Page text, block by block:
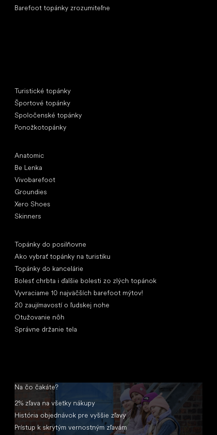
Barefoot topánky zrozumiteľne
Turistické topánky
Športové topánky
Spoločenské topánky
Ponožkotopánky
Anatomic
Be Lenka
Vivobarefoot
Groundies
Xero Shoes
Skinners
Topánky do posilňovne
Ako vybrať topánky na turistiku
Topánky do kancelárie
Bolesť chrbta i ďalšie bolesti zo zlých topánok
Vyvraciame 10 najväčších barefoot mýtov!
20 zaujímavostí o ľudskej nohe
Otužovanie nôh
Správne držanie tela
Na čo čakáte?
2% zľava na všetky nákupy
História objednávok pre vyššie zľavy
Prístup k skrytým vernostným zľavám